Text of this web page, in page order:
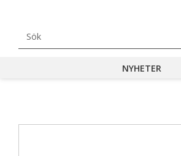
NYHETER